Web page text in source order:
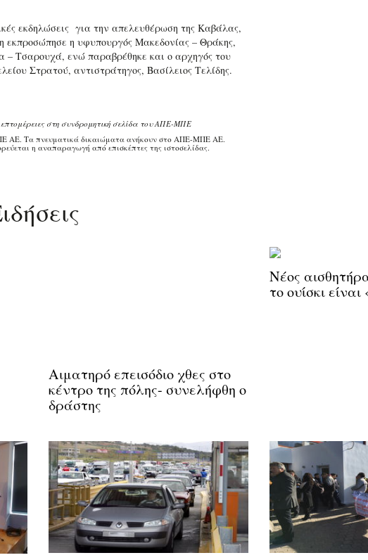
εκδηλώσεις για την απελευθέρωση της Καβάλας,
εκπροσώπησε η υφυπουργός Μακεδονίας – Θράκης,
– Τσαρουχά, ενώ παραβρέθηκε και ο αρχηγός του
Στρατού, αντιστράτηγος, Βασίλειος Τελίδης.
στη συνδρομητική σελίδα του ΑΠΕ-ΜΠΕ
ΑΕ. Τα πνευματικά δικαιώματα ανήκουν στο ΑΠΕ-ΜΠΕ ΑΕ.
η αναπαραγωγή από επισκέπτες της ιστοσελίδας.
Αιματηρό επεισόδιο χθες στο
κέντρο της πόλης- συνελήφθη ο
δράστης
Νέος
το ουίσκι